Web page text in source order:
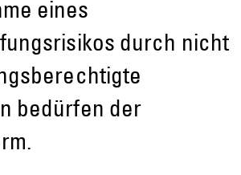
eines
durch nicht
bedürfen der